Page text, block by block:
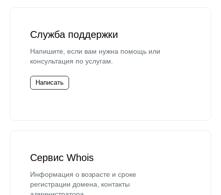
Служба поддержки
Напишите, если вам нужна помощь или
консультация по услугам.
Написать
Сервис Whois
Информация о возрасте и сроке
регистрации домена, контакты